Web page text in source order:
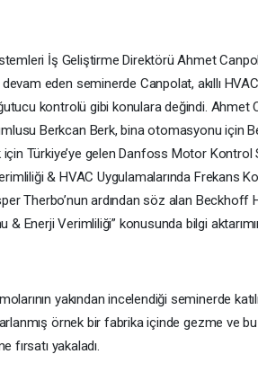
İş Geliştirme Direktörü Ahmet
eden seminerde Canpolat, akıllı
kontrolü gibi konulara değindi. Ahmet
Berkcan Berk, bina otomasyonu için
için Türkiye’ye gelen Danfoss Motor
& HVAC Uygulamalarında Frekans
Therbo’nun ardından söz alan
& Enerji Verimliliği” konusunda bilgi
yakından incelendiği seminerde
örnek bir fabrika içinde gezme ve
fırsatı yakaladı.